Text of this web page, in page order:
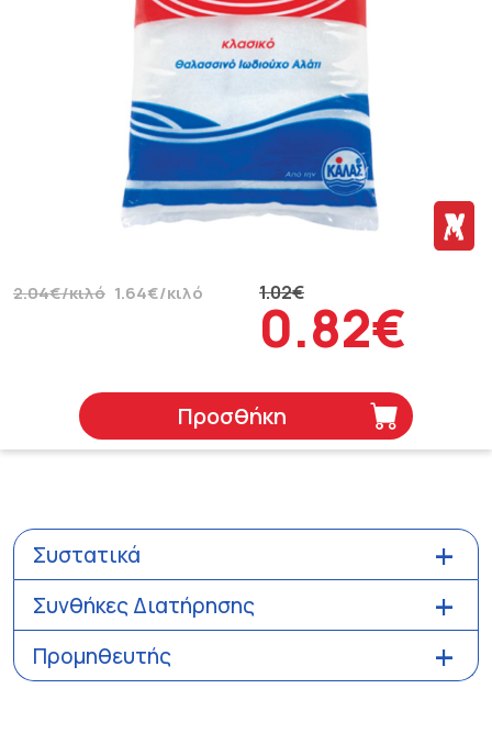
2.04€/κιλό 1.64€/κιλό 1.02€
0.82€
Προσθήκη
Συστατικά
Συνθήκες Διατήρησης
Προμηθευτής